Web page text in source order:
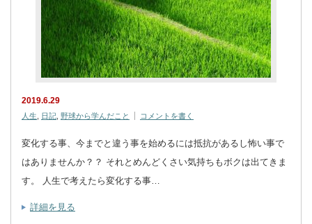
2019.6.29
人生, 日記, 野球から学んだこと コメントを書く
変化する事、今までと違う事を始めるには抵抗があるし怖い事で
はありませんか？？ それとめんどくさい気持ちもボクは出てきま
す。 人生で考えたら変化する事…
詳細を見る